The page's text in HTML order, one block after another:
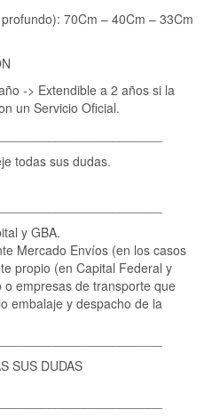
70Cm – 40Cm – 33Cm
-> Extendible a 2 años si la
un Servicio Oficial.
todas sus dudas.
y GBA.
Mercado Envíos (en los casos
propio (en Capital Federal y
empresas de transporte que
embalaje y despacho de la
SUS DUDAS